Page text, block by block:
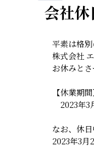
会社
平素は格
株式会社
お休みとさ
【休業期間
2023年3
なお、休
2023年3月